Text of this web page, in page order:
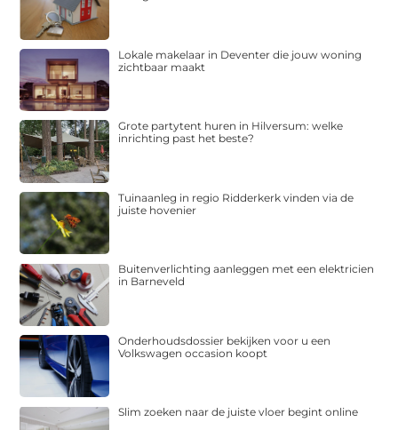
Lokale makelaar in Deventer die jouw woning
zichtbaar maakt
Grote partytent huren in Hilversum: welke
inrichting past het beste?
Tuinaanleg in regio Ridderkerk vinden via de
juiste hovenier
Buitenverlichting aanleggen met een elektricien
in Barneveld
Onderhoudsdossier bekijken voor u een
Volkswagen occasion koopt
Slim zoeken naar de juiste vloer begint online